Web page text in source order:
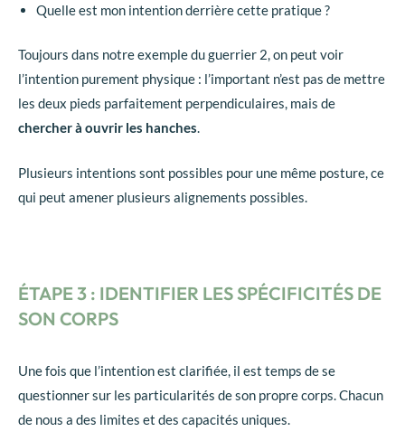
Quelle est mon intention derrière cette pratique ?
Toujours dans notre exemple du guerrier 2, on peut voir
l’intention purement physique : l’important n’est pas de mettre
les deux pieds parfaitement perpendiculaires, mais de
chercher à ouvrir les hanches.
Plusieurs intentions sont possibles pour une même posture, ce
qui peut amener plusieurs alignements possibles.
ÉTAPE 3 : IDENTIFIER LES SPÉCIFICITÉS DE
SON CORPS
Une fois que l’intention est clarifiée, il est temps de se
questionner sur les particularités de son propre corps. Chacun
de nous a des limites et des capacités uniques.